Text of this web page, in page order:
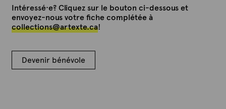
Intéressé·e? Cliquez sur le bouton ci-dessous et
envoyez-nous votre fiche complétée à
collections@artexte.ca!
Devenir bénévole